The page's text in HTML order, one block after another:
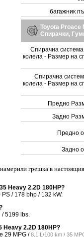
багажник
Toyota Proace
Спирачки,
Спирачна
колела - Размер на
Спирачна
колела - Размер на
Предно
Задно
Предно
Задно
грешка в
Heavy 2.2D 180HP?
/ 178 bhp / 132 kW.
/ 5199 lbs.
Heavy 2.2D 180HP?
29 MPG /8.1 L/100 km / 35